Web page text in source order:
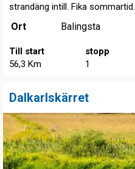
strandäng intill. Fika sommartid.
Ort Balingsta
Till start
56,3 Km
stopp
1
Dalkarlskärret